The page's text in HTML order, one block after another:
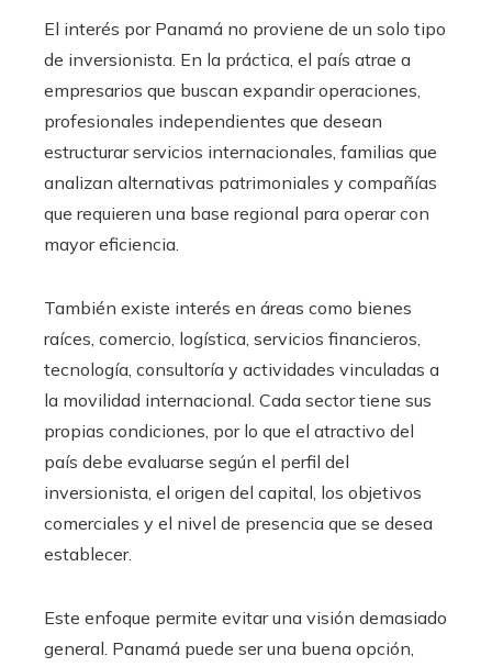
El interés por Panamá no proviene de un solo tipo
de inversionista. En la práctica, el país atrae a
empresarios que buscan expandir operaciones,
profesionales independientes que desean
estructurar servicios internacionales, familias que
analizan alternativas patrimoniales y compañías
que requieren una base regional para operar con
mayor eficiencia.
También existe interés en áreas como bienes
raíces, comercio, logística, servicios financieros,
tecnología, consultoría y actividades vinculadas a
la movilidad internacional. Cada sector tiene sus
propias condiciones, por lo que el atractivo del
país debe evaluarse según el perfil del
inversionista, el origen del capital, los objetivos
comerciales y el nivel de presencia que se desea
establecer.
Este enfoque permite evitar una visión demasiado
general. Panamá puede ser una buena opción,